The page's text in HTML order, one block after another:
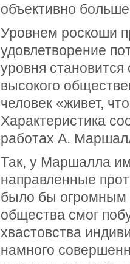
объективно
Уровнем роскоши
удовлетворение
уровня
высокого
человек «живет,
Характеристика
работах А.
Так, у Маршалла
направленные
было бы огромным
общества смог
хвастовства
намного